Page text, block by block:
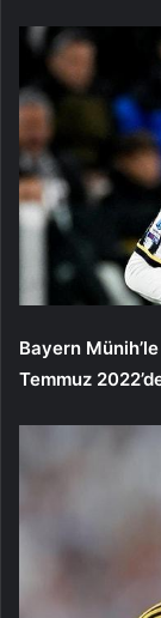
Bayern
Temmuz